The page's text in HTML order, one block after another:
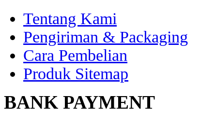
Tentang Kami
Pengiriman & Packaging
Cara Pembelian
Produk Sitemap
BANK PAYMENT